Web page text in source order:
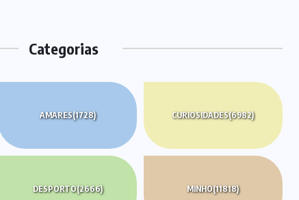
Categorias
AMARES(1728) CURIOSIDADES(6982)
DESPORTO(2666) MINHO(11818)